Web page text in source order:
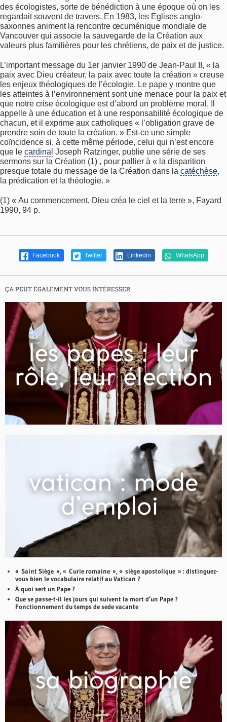
des écologistes, sorte de bénédiction à une époque où on les
regardait souvent de travers. En 1983, les Eglises anglo-
saxonnes animent la rencontre œcuménique mondiale de
Vancouver qui associe la sauvegarde de la Création aux
valeurs plus familières pour les chrétiens, de paix et de justice.
L’important message du 1er janvier 1990 de Jean-Paul II, « la
paix avec Dieu créateur, la paix avec toute la création » creuse
les enjeux théologiques de l’écologie. Le pape y montre que
les atteintes à l’environnement sont une menace pour la paix et
que notre crise écologique est d’abord un problème moral. Il
appelle à une éducation et à une responsabilité écologique de
chacun, et il exprime aux catholiques « l’obligation grave de
prendre soin de toute la création. » Est-ce une simple
coïncidence si, à cette même période, celui qui n’est encore
que le cardinal Joseph Ratzinger, publie une série de ses
sermons sur la Création (1) , pour pallier à « la disparition
presque totale du message de la Création dans la catéchèse,
la prédication et la théologie. »
(1) « Au commencement, Dieu créa le ciel et la terre », Fayard
1990, 94 p.
Facebook Twitter Linkedin WhatsApp
ÇA PEUT ÉGALEMENT VOUS INTÉRESSER
« Saint Siège », « Curie romaine », « siège apostolique » : distinguez-
vous bien le vocabulaire relatif au Vatican ?
À quoi sert un Pape ?
Que se passe-t-il les jours qui suivent la mort d’un Pape ?
Fonctionnement du temps de sede vacante